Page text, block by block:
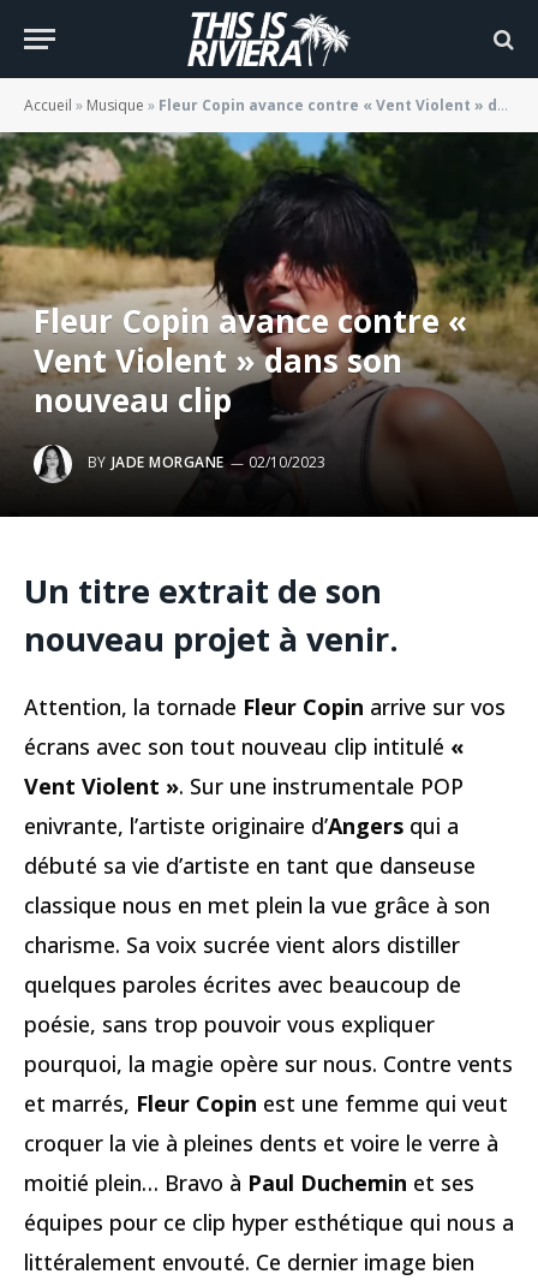
Accueil » Musique » Fleur Copin avance contre « Vent Violent » dans son nouveau clip
Fleur Copin avance contre «
Vent Violent » dans son
nouveau clip
BY JADE MORGANE 02/10/2023
Un titre extrait de son
nouveau projet à venir.
Attention, la tornade Fleur Copin arrive sur vos
écrans avec son tout nouveau clip intitulé «
Vent Violent ». Sur une instrumentale POP
enivrante, l’artiste originaire d’Angers qui a
débuté sa vie d’artiste en tant que danseuse
classique nous en met plein la vue grâce à son
charisme. Sa voix sucrée vient alors distiller
quelques paroles écrites avec beaucoup de
poésie, sans trop pouvoir vous expliquer
pourquoi, la magie opère sur nous. Contre vents
et marrés, Fleur Copin est une femme qui veut
croquer la vie à pleines dents et voire le verre à
moitié plein… Bravo à Paul Duchemin et ses
équipes pour ce clip hyper esthétique qui nous a
littéralement envouté. Ce dernier image bien